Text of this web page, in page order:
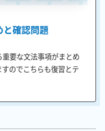
と確認問題
要な文法事項がまとめ
のでこちらも復習とテ